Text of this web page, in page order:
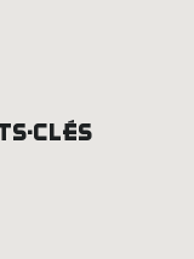
clés